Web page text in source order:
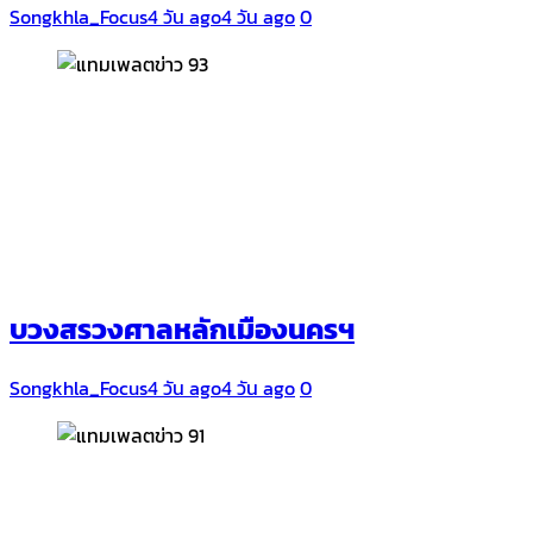
Songkhla_Focus4 วัน ago4 วัน ago0
บวงสรวงศาลหลักเมืองนครฯ
Songkhla_Focus4 วัน ago4 วัน ago0